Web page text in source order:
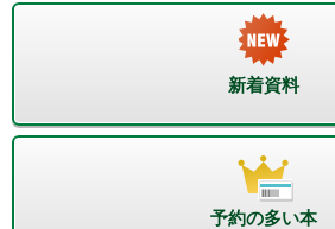
新着資料
予約の多い本